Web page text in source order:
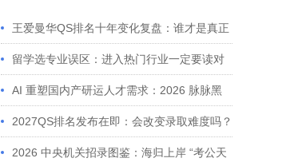
王爱曼华QS排名十年变化复盘：谁才是真正
的赢家？
留学选专业误区：进入热门行业一定要读对
口专业吗？
AI 重塑国内产研运人才需求：2026 脉脉黑
皮书解读及留学规划启示
2027QS排名发布在即：会改变录取难度吗？
2026 中央机关招录图鉴：海归上岸 “考公天